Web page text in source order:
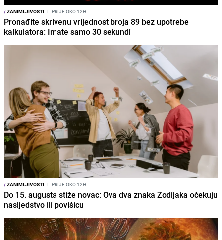
/ZANIMLJIVOSTI I PRIJE OKO 12H
Pronađite skrivenu vrijednost broja 89 bez upotrebe
kalkulatora: Imate samo 30 sekundi
/ZANIMLJIVOSTI I PRIJE OKO 12H
Do 15. augusta stiže novac: Ova dva znaka Zodijaka očekuju
nasljedstvo ili povišicu